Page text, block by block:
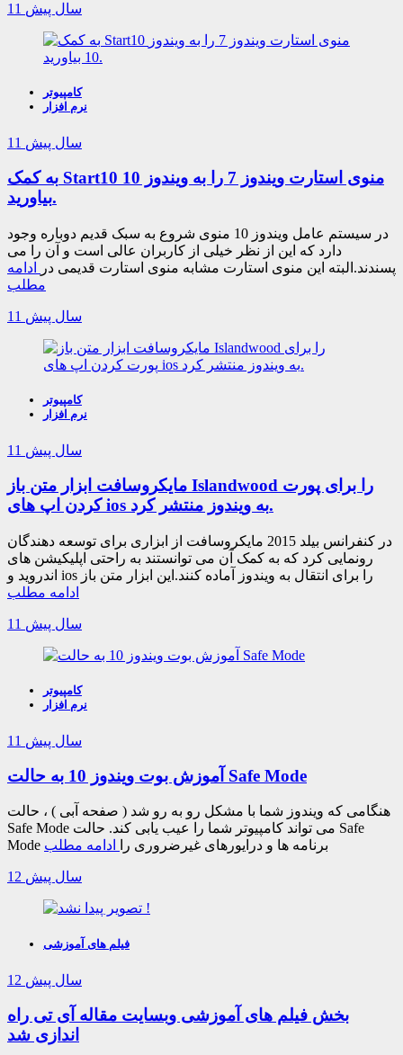
11 سال پیش
کامپیوتر
نرم افزار
11 سال پیش
به کمک Start10 منوی استارت ویندوز 7 را به ویندوز 10
بیاورید.
در سیستم عامل ویندوز 10 منوی شروع به سبک قدیم دوباره وجود
دارد که این از نظر خیلی از کاربران عالی است و آن را می
پسندند.البته این منوی استارت مشابه منوی استارت قدیمی در
ادامه
مطلب
11 سال پیش
کامپیوتر
نرم افزار
11 سال پیش
مایکروسافت ابزار متن باز Islandwood را برای پورت
کردن اپ های ios به ویندوز منتشر کرد.
در کنفرانس بیلد 2015 مایکروسافت از ابزاری برای توسعه دهندگان
رونمایی کرد که به کمک آن می توانستند به راحتی اپلیکیشن های
اندروید و ios را برای انتقال به ویندوز آماده کنند.این ابزار متن باز
ادامه مطلب
11 سال پیش
کامپیوتر
نرم افزار
11 سال پیش
آموزش بوت ویندوز 10 به حالت Safe Mode
هنگامی که ویندوز شما با مشکل رو به رو شد ( صفحه آبی ) ، حالت
Safe Mode می تواند کامپیوتر شما را عیب یابی کند. حالت Safe
Mode برنامه ها و درایورهای غیرضروری را
ادامه مطلب
12 سال پیش
فیلم های آموزشی
12 سال پیش
بخش فیلم های آموزشی وبسایت مقاله آی تی راه
اندازی شد